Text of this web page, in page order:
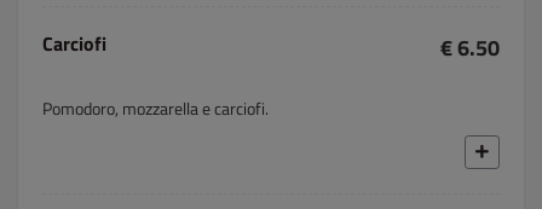
Carciofi € 6.50
Pomodoro, mozzarella e carciofi.